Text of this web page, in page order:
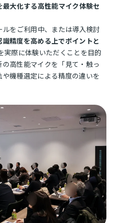
大化する高性能マイク体験セ
をご利用中、または導入検討
識精度を高める上でポイントと
実際に体験いただくことを目的
高性能マイクを「見て・触っ
機種選定による精度の違いを